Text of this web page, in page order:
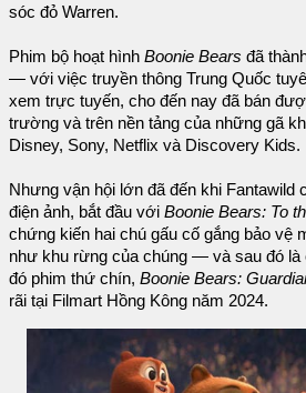
sóc đỏ Warren.
Phim bộ hoạt hình Boonie Bears đã
— với việc truyền thông Trung Quốc
xem trực tuyến, cho đến nay đã bán
trường và trên nền tảng của những gã
Disney, Sony, Netflix và Discovery Kids.
Nhưng vận hội lớn đã đến khi Fantawild
điện ảnh, bắt đầu với Boonie Bears: To
chứng kiến hai chú gấu cố gắng bảo vệ
như khu rừng của chúng — và sau đó là
đó phim thứ chín, Boonie Bears:
rãi tại Filmart Hồng Kông năm 2024.